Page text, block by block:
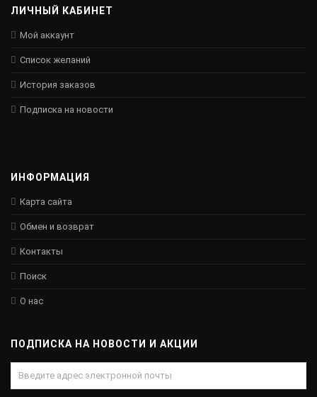
ЛИЧНЫЙ КАБИНЕТ
Мой аккаунт
Список желаний
История заказов
Подписка на новости
ИНФОРМАЦИЯ
Карта сайта
Обмен и возврат
Контакты
Поиск
О нас
ПОДПИСКА НА НОВОСТИ И АКЦИИ